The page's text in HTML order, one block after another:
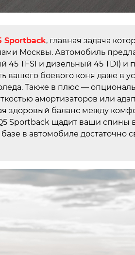
Sportback, главная задача
Москвы. Автомобиль
45 TFSI и дизельный 45 TDI) и
вашего боевого коня даже в
Также в плюс —
амортизаторов или
здоровый баланс между
Sportback щадит ваши спины
в автомобиле достаточно